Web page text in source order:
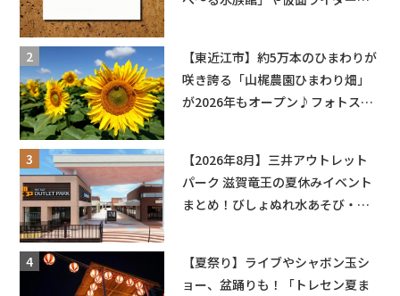
【東近江市】約5万本のひまわりが
咲き誇る「山梶農園ひまわり畑」
が2026年もオープン♪フォトスポ
【2026年8月】三井アウトレット
パーク 滋賀竜王の夏休みイベント
まとめ！びしょぬれ水あそび・激
【夏祭り】ライブやシャボン玉シ
ョー、盆踊りも！「トレセン夏ま